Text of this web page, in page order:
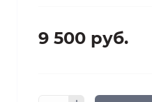
9 500 руб.